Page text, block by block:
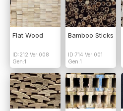
Flat Wood
ID:212 Ver:008
Gen:1
Bamboo Sticks
ID:714 Ver:001
Gen:1